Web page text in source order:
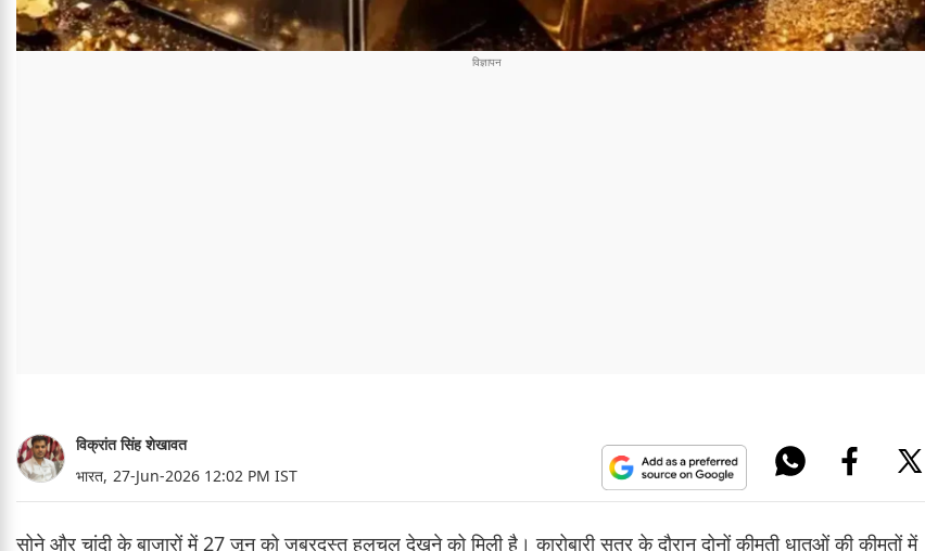
विक्रांत सिंह शेखावत
भारत, 27-Jun-2026 12:02 PM IST
सोने और चांदी के बाजारों में 27 जून को जबरदस्त हलचल देखने को मिली है। कारोबारी सत्र के दौरान दोनों कीमती धातुओं की कीमतों में